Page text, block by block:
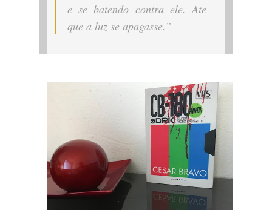
e se batendo contra ele. Ate
que a luz se apagasse.”